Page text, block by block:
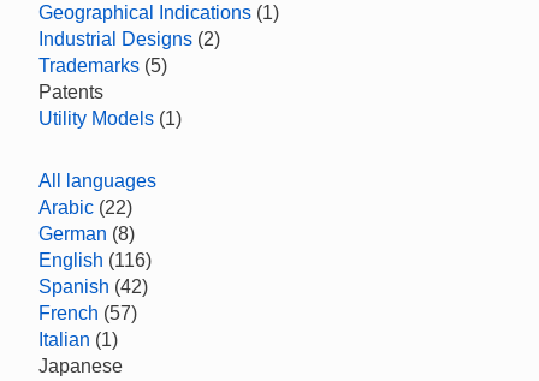
Geographical Indications (1)
Industrial Designs (2)
Trademarks (5)
Patents
Utility Models (1)
All languages
Arabic (22)
German (8)
English (116)
Spanish (42)
French (57)
Italian (1)
Japanese